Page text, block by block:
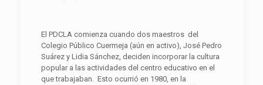
El PDCLA comienza cuando dos maestros del
Colegio Público Cuermeja (aún en activo), José Pedro
Suárez y Lidia Sánchez, deciden incorporar la cultura
popular a las actividades del centro educativo en el
que trabajaban. Esto ocurrió en 1980, en la